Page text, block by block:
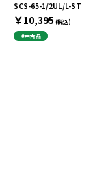
SCS-65-1/2UL/L-ST
￥10,395 (税込)
#中古品